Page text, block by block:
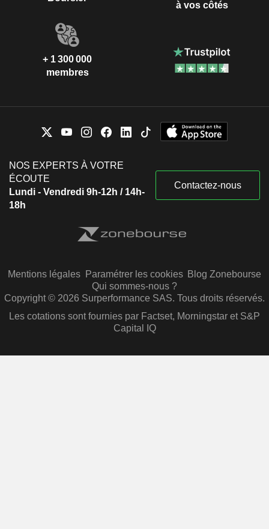
à vos côtés
+ 1 300 000
membres
NOS EXPERTS À VOTRE
ÉCOUTE
Lundi - Vendredi 9h-12h / 14h-
18h
Contactez-nous
Mentions légales Paramétrer les cookies Blog Zonebourse
Qui sommes-nous ?
Copyright © 2026 Surperformance SAS. Tous droits réservés.
Les cotations sont fournies par Factset, Morningstar et S&P
Capital IQ